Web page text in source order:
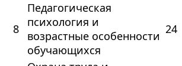
8
Педагогическая
психология и
возрастные особенности
обучающихся
24